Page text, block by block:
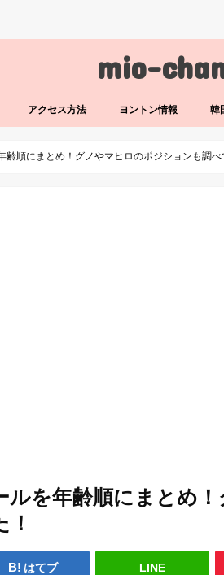
mio-
アクセス方法 ヨントン情報 韓
順にまとめ！グノやマヒロのポジションも調べ
を年齢順にまとめ！
はてブ LINE